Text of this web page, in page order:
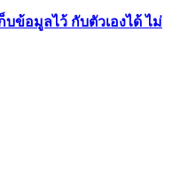
บข้อมูลไว้ กับตัวเองได้ ไม่